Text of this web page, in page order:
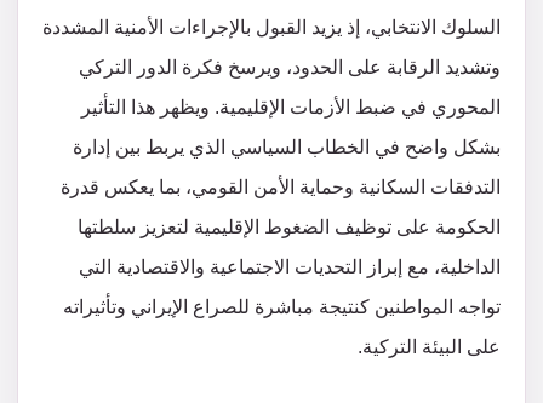
السلوك الانتخابي، إذ يزيد القبول بالإجراءات الأمنية المشددة
وتشديد الرقابة على الحدود، ويرسخ فكرة الدور التركي
المحوري في ضبط الأزمات الإقليمية. ويظهر هذا التأثير
بشكل واضح في الخطاب السياسي الذي يربط بين إدارة
التدفقات السكانية وحماية الأمن القومي، بما يعكس قدرة
الحكومة على توظيف الضغوط الإقليمية لتعزيز سلطتها
الداخلية، مع إبراز التحديات الاجتماعية والاقتصادية التي
تواجه المواطنين كنتيجة مباشرة للصراع الإيراني وتأثيراته
على البيئة التركية.